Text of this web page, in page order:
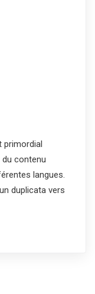
primordial
du contenu
langues.
duplicata vers